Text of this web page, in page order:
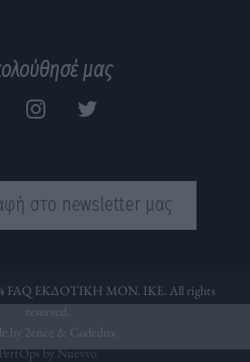
μας
στο newsletter μας
FAQ ΕΚΔΟΤΙΚΗ ΜΟΝ. ΙΚΕ. All rights
reserved.
by 2ence & Codedux
by Nuevvo